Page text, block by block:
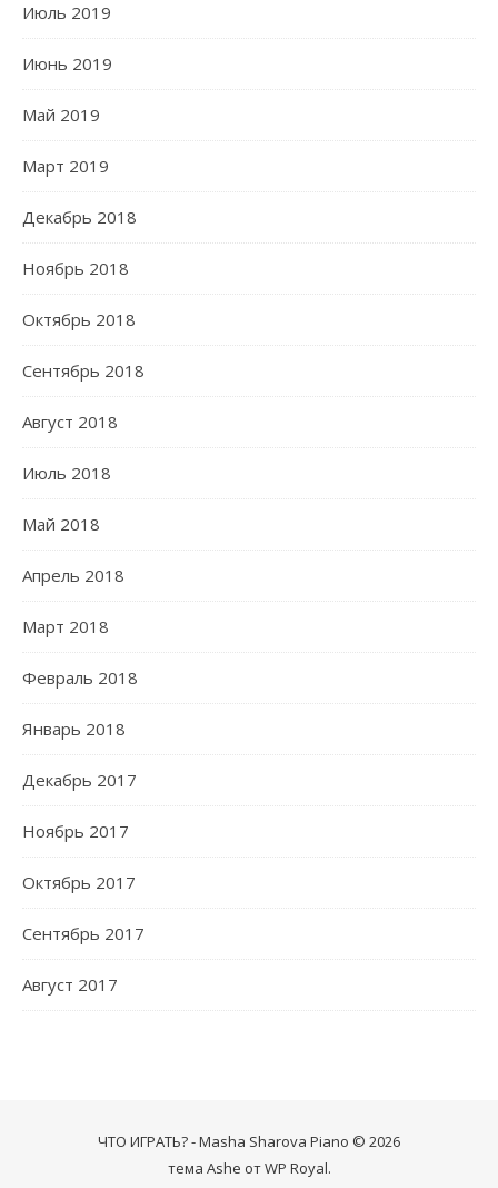
Июль 2019
Июнь 2019
Май 2019
Март 2019
Декабрь 2018
Ноябрь 2018
Октябрь 2018
Сентябрь 2018
Август 2018
Июль 2018
Май 2018
Апрель 2018
Март 2018
Февраль 2018
Январь 2018
Декабрь 2017
Ноябрь 2017
Октябрь 2017
Сентябрь 2017
Август 2017
ЧТО ИГРАТЬ? - Masha Sharova Piano © 2026
тема Ashe отWP Royal.